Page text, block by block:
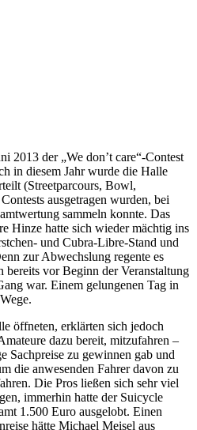
2013 der „We don’t care“-Contest
in diesem Jahr wurde die Halle
(Streetparcours, Bowl,
ausgetragen wurden, bei
sammeln konnte. Das
Hinze hatte sich wieder mächtig ins
und Cubra-Libre-Stand und
zur Abwechslung regente es
bereits vor Beginn der Veranstaltung
war. Einem gelungenen Tag in
öffneten, erklärten sich jedoch
dazu bereit, mitzufahren –
Sachpreise zu gewinnen gab und
die anwesenden Fahrer davon zu
Die Pros ließen sich sehr viel
immerhin hatte der Suicycle
1.500 Euro ausgelobt. Einen
hätte Michael Meisel aus